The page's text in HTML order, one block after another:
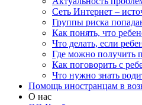
Сеть Интернет –
Группы риска
Как понять, что
Что делать, если
Где можно получить
Как поговорить с
Что нужно знать
Помощь иностранцам в
О нас